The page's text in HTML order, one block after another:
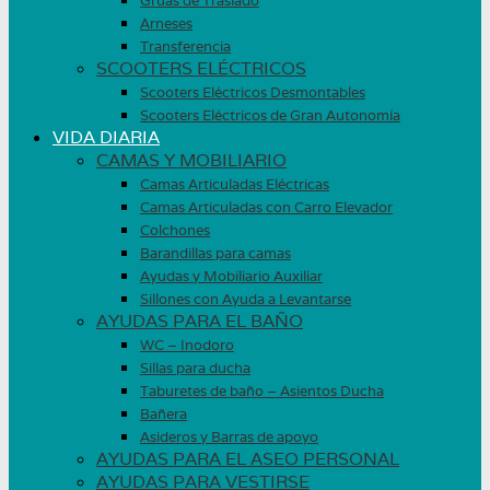
Arneses
Transferencia
SCOOTERS ELÉCTRICOS
Scooters Eléctricos Desmontables
Scooters Eléctricos de Gran Autonomía
VIDA DIARIA
CAMAS Y MOBILIARIO
Camas Articuladas Eléctricas
Camas Articuladas con Carro Elevador
Colchones
Barandillas para camas
Ayudas y Mobiliario Auxiliar
Sillones con Ayuda a Levantarse
AYUDAS PARA EL BAÑO
WC – Inodoro
Sillas para ducha
Taburetes de baño – Asientos Ducha
Bañera
Asideros y Barras de apoyo
AYUDAS PARA EL ASEO PERSONAL
AYUDAS PARA VESTIRSE